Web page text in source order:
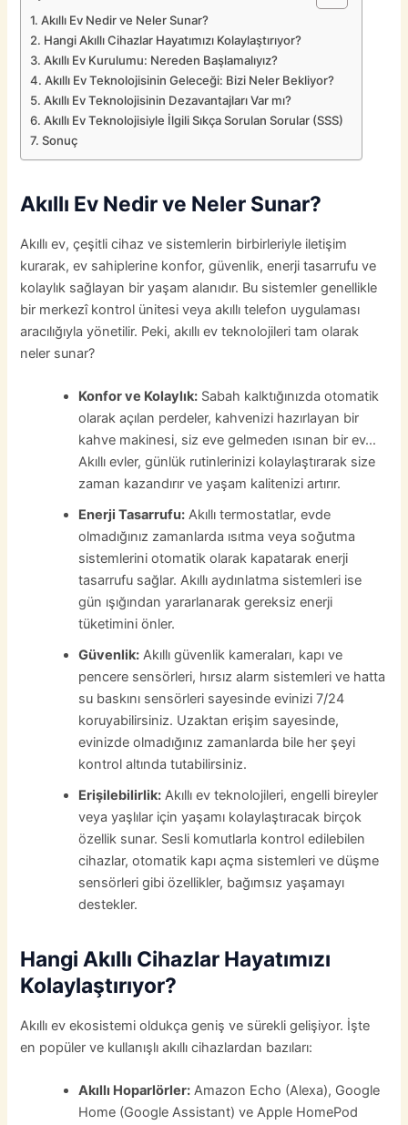
Akıllı Ev Nedir ve Neler Sunar?
Hangi Akıllı Cihazlar Hayatımızı Kolaylaştırıyor?
Akıllı Ev Kurulumu: Nereden Başlamalıyız?
Akıllı Ev Teknolojisinin Geleceği: Bizi Neler Bekliyor?
Akıllı Ev Teknolojisinin Dezavantajları Var mı?
Akıllı Ev Teknolojisiyle İlgili Sıkça Sorulan Sorular (SSS)
Sonuç
Akıllı Ev Nedir ve Neler Sunar?
Akıllı ev, çeşitli cihaz ve sistemlerin birbirleriyle iletişim
kurarak, ev sahiplerine konfor, güvenlik, enerji tasarrufu ve
kolaylık sağlayan bir yaşam alanıdır. Bu sistemler genellikle
bir merkezî kontrol ünitesi veya akıllı telefon uygulaması
aracılığıyla yönetilir. Peki, akıllı ev teknolojileri tam olarak
neler sunar?
Konfor ve Kolaylık: Sabah kalktığınızda otomatik
olarak açılan perdeler, kahvenizi hazırlayan bir
kahve makinesi, siz eve gelmeden ısınan bir ev…
Akıllı evler, günlük rutinlerinizi kolaylaştırarak size
zaman kazandırır ve yaşam kalitenizi artırır.
Enerji Tasarrufu: Akıllı termostatlar, evde
olmadığınız zamanlarda ısıtma veya soğutma
sistemlerini otomatik olarak kapatarak enerji
tasarrufu sağlar. Akıllı aydınlatma sistemleri ise
gün ışığından yararlanarak gereksiz enerji
tüketimini önler.
Güvenlik: Akıllı güvenlik kameraları, kapı ve
pencere sensörleri, hırsız alarm sistemleri ve hatta
su baskını sensörleri sayesinde evinizi 7/24
koruyabilirsiniz. Uzaktan erişim sayesinde,
evinizde olmadığınız zamanlarda bile her şeyi
kontrol altında tutabilirsiniz.
Erişilebilirlik: Akıllı ev teknolojileri, engelli bireyler
veya yaşlılar için yaşamı kolaylaştıracak birçok
özellik sunar. Sesli komutlarla kontrol edilebilen
cihazlar, otomatik kapı açma sistemleri ve düşme
sensörleri gibi özellikler, bağımsız yaşamayı
destekler.
Hangi Akıllı Cihazlar Hayatımızı
Kolaylaştırıyor?
Akıllı ev ekosistemi oldukça geniş ve sürekli gelişiyor. İşte
en popüler ve kullanışlı akıllı cihazlardan bazıları:
Akıllı Hoparlörler: Amazon Echo (Alexa), Google
Home (Google Assistant) ve Apple HomePod